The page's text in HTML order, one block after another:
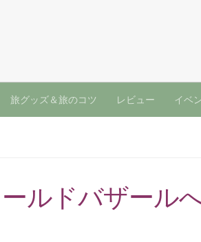
旅グッズ＆旅のコツ レビュー イベ
ルドバザール